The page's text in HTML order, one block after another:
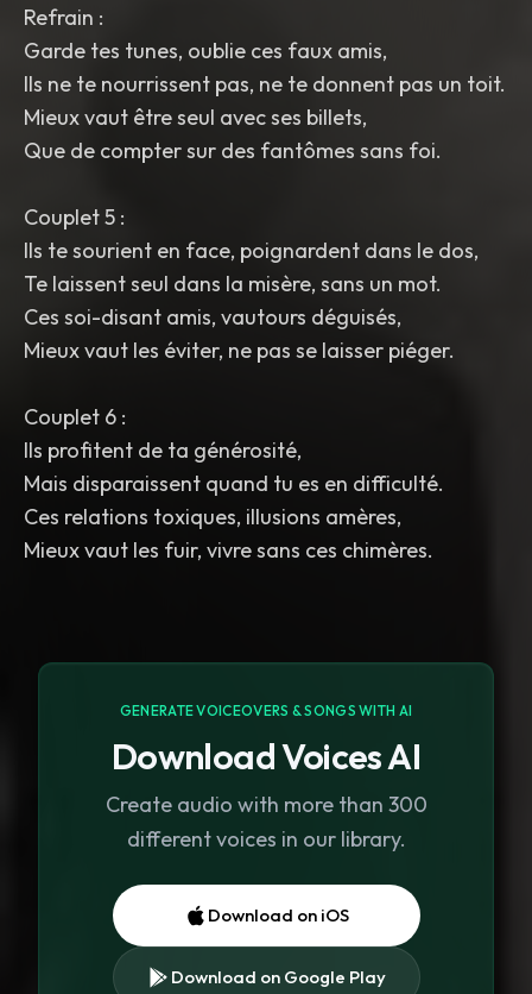
Refrain :
Garde tes tunes, oublie ces faux amis,
Ils ne te nourrissent pas, ne te donnent pas un toit.
Mieux vaut être seul avec ses billets,
Que de compter sur des fantômes sans foi.
Couplet 5 :
Ils te sourient en face, poignardent dans le dos,
Te laissent seul dans la misère, sans un mot.
Ces soi-disant amis, vautours déguisés,
Mieux vaut les éviter, ne pas se laisser piéger.
Couplet 6 :
Ils profitent de ta générosité,
Mais disparaissent quand tu es en difficulté.
Ces relations toxiques, illusions amères,
GENERATE VOICEOVERS & SONGS WITH AI
Download Voices AI
Create audio with more than 300
different voices in our library.
Download on iOS
Download on Google Play